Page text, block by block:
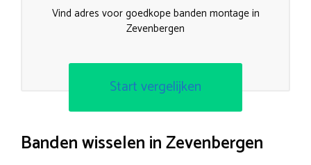
Vind adres voor goedkope banden montage in
Zevenbergen
Start vergelijken
Banden wisselen in Zevenbergen